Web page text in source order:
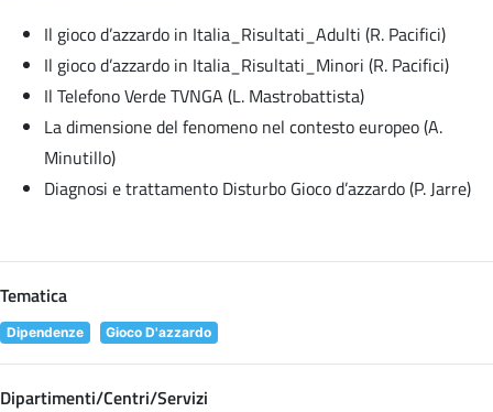
Il gioco d’azzardo in Italia_Risultati_Adulti (R. Pacifici)
Il gioco d’azzardo in Italia_Risultati_Minori (R. Pacifici)
Il Telefono Verde TVNGA (L. Mastrobattista)
La dimensione del fenomeno nel contesto europeo (A.
Minutillo)
Diagnosi e trattamento Disturbo Gioco d’azzardo (P. Jarre)
Tematica
Dipendenze Gioco D'azzardo
Dipartimenti/Centri/Servizi